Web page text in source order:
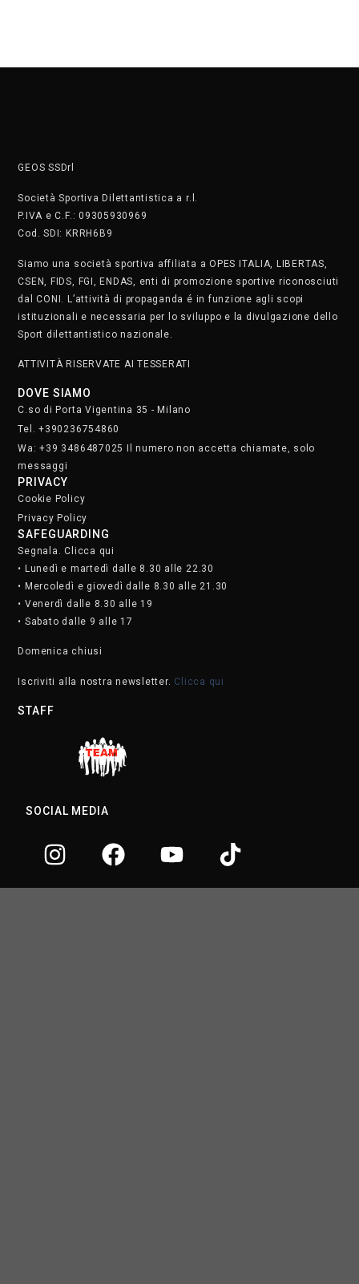
GEOS SSDrl
Società Sportiva Dilettantistica a r.l.
P.IVA e C.F.: 09305930969
Cod. SDI: KRRH6B9
Siamo una società sportiva affiliata a OPES ITALIA, LIBERTAS,
CSEN, FIDS, FGI, ENDAS, enti di promozione sportive riconosciuti
dal CONI. L’attività di propaganda é in funzione agli scopi
istituzionali e necessaria per lo sviluppo e la divulgazione dello
Sport dilettantistico nazionale.
ATTIVITÀ RISERVATE AI TESSERATI
DOVE SIAMO
C.so di Porta Vigentina 35 - Milano
Tel. +390236754860
Wa: +39 3486487025 Il numero non accetta chiamate, solo
messaggi
PRIVACY
Cookie Policy
Privacy Policy
SAFEGUARDING
Segnala. Clicca qui
• Lunedì e martedì dalle 8.30 alle 22.30
• Mercoledì e giovedì dalle 8.30 alle 21.30
• Venerdì dalle 8.30 alle 19
• Sabato dalle 9 alle 17
Domenica chiusi
Iscriviti alla nostra newsletter. Clicca qui
STAFF
SOCIAL MEDIA